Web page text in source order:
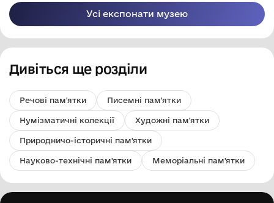
Усі експонати музею
Дивіться ще розділи
Речові пам'ятки Писемні пам'ятки
Нумізматичні колекції Художні пам'ятки
Природничо-історичні пам'ятки
Науково-технічні пам'ятки Меморіальні пам'ятки